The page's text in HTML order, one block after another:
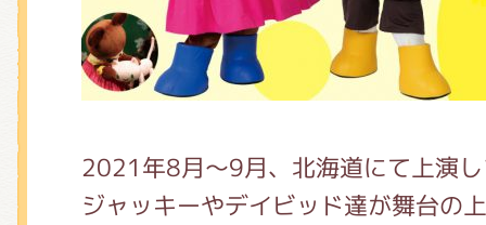
2021年8月～9月、北海道にて上演し
ジャッキーやデイビッド達が舞台の
くまのがっこう しょくいんしつ
くまのがっこう 家庭科部